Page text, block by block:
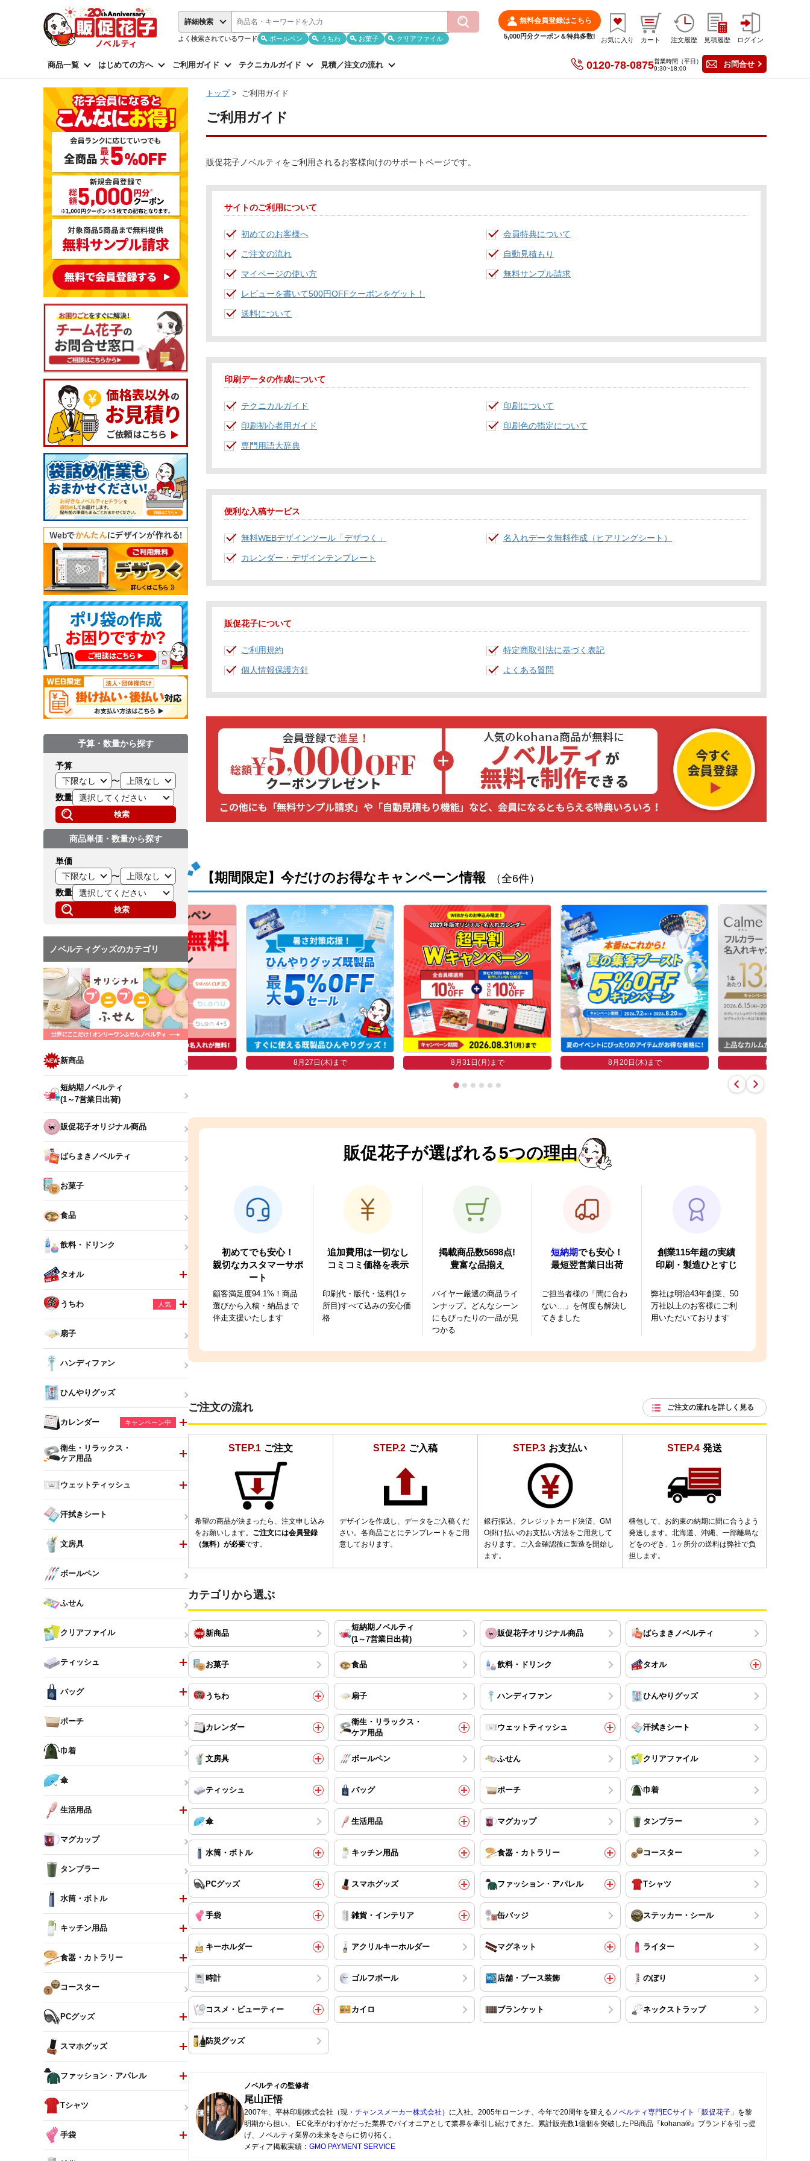
詳細検索
よく検索されているワード ボールペン うちわ お菓子 クリアファイル
無料会員登録はこちら
5,000円分クーポン＆特典多数! お気に入り カート 注文履歴 見積履歴 ログイン
商品一覧 はじめての方へ ご利用ガイド テクニカルガイド 見積／注文の流れ 0120-78-0875営業時間（平日）
9:30~18:00
お問合せ
トップ> ご利用ガイド
ご利用ガイド
販促花子ノベルティをご利用されるお客様向けのサポートページです。
サイトのご利用について
初めてのお客様へ
ご注文の流れ
マイページの使い方
レビューを書いて500円OFFクーポンをゲット！
送料について
会員特典について
自動見積もり
無料サンプル請求
印刷データの作成について
テクニカルガイド
印刷初心者用ガイド
専門用語大辞典
印刷について
印刷色の指定について
便利な入稿サービス
無料WEBデザインツール「デザつく」
カレンダー・デザインテンプレート
名入れデータ無料作成（ヒアリングシート）
販促花子について
ご利用規約
個人情報保護方針
特定商取引法に基づく表記
よくある質問
【期間限定】今だけのお得なキャンペーン情報 （全6件）
9月8日(火)まで 8月27日(木)まで 8月31日(月)まで 8月20日(木)まで 8月26日(水)
販促花子が選ばれる5つの理由
初めてでも安心！
親切なカスタマーサポ
ート
顧客満足度94.1%！商品
選びから入稿・納品まで
伴走支援いたします
追加費用は一切なし
コミコミ価格を表示
印刷代・版代・送料(1ヶ
所目)すべて込みの安心価
格
掲載商品数5698点!
豊富な品揃え
バイヤー厳選の商品ライ
ンナップ。どんなシーン
にもぴったりの一品が見
つかる
短納期でも安心！
最短翌営業日出荷
ご担当者様の「間に合わ
ない…」を何度も解決し
てきました
創業115年超の実績
印刷・製造ひとすじ
弊社は明治43年創業、50
万社以上のお客様にご利
用いただいております
ご注文の流れ ご注文の流れを詳しく見る
STEP.1 ご注文
希望の商品が決まったら、注文申し込み
をお願いします。 ご注文には会員登録
（無料）が必要です。
STEP.2 ご入稿
デザインを作成し、データをご入稿くだ
さい。各商品ごとにテンプレートをご用
意しております。
STEP.3 お支払い
銀行振込、クレジットカード決済、GM
O掛け払いのお支払い方法をご用意して
おります。ご入金確認後に製造を開始し
ます。
STEP.4 発送
梱包して、お約束の納期に間に合うよう
発送します。北海道、沖縄、一部離島な
どをのぞき、1ヶ所分の送料は弊社で負
担します。
カテゴリから選ぶ
新商品
短納期ノベルティ
(1～7営業日出荷)
販促花子オリジナル商品 ばらまきノベルティ
お菓子 食品 飲料・ドリンク タオル
うちわ 扇子 ハンディファン ひんやりグッズ
カレンダー
衛生・リラックス・
ケア用品
ウェットティッシュ 汗拭きシート
文房具 ボールペン ふせん クリアファイル
ティッシュ バッグ ポーチ 巾着
傘 生活用品 マグカップ タンブラー
水筒・ボトル キッチン用品 食器・カトラリー コースター
PCグッズ スマホグッズ ファッション・アパレル Tシャツ
手袋 雑貨・インテリア 缶バッジ ステッカー・シール
キーホルダー アクリルキーホルダー マグネット ライター
時計 ゴルフボール 店舗・ブース装飾 のぼり
コスメ・ビューティー カイロ ブランケット ネックストラップ
防災グッズ
ノベルティの監修者
尾山正悟
2007年、平林印刷株式会社（現・ チャンスメーカー株式会社 ）に入社。2005年ローンチ、今年で20周年を迎える ノベルティ専門ECサイト「販促花子」 を黎
明期から担い、 EC化率がわずかだった業界でパイオニアとして業界を牽引し続けてきた。累計販売数1億個を突破したPB商品『kohana®』ブランドを引っ提
げ、ノベルティ業界の未来をさらに切り拓く。
メディア掲載実績： GMO PAYMENT SERVICE
予算・数量から探す
予算
〜
数量
検索
商品単価・数量から探す
単価
〜
数量
検索
ノベルティグッズのカテゴリ
新商品
短納期ノベルティ
(1～7営業日出荷)
販促花子オリジナル商品
ばらまきノベルティ
お菓子
食品
飲料・ドリンク
タオル
うちわ 人気
扇子
ハンディファン
ひんやりグッズ
カレンダー キャンペーン中
衛生・リラックス・
ケア用品
ウェットティッシュ
汗拭きシート
文房具
ボールペン
ふせん
クリアファイル
ティッシュ
バッグ
ポーチ
巾着
傘
生活用品
マグカップ
タンブラー
水筒・ボトル
キッチン用品
食器・カトラリー
コースター
PCグッズ
スマホグッズ
ファッション・アパレル
Tシャツ
手袋